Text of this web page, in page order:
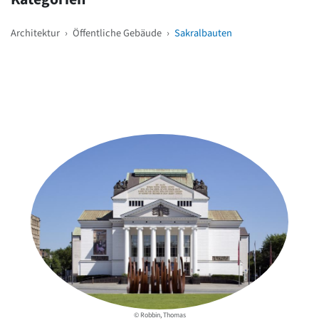
Architektur › Öffentliche Gebäude › Sakralbauten
© Robbin, Thomas